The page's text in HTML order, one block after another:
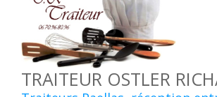
TRAITEUR OSTLER